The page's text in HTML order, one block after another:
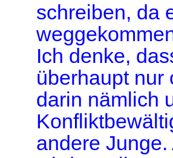
schreiben, da
Ich denke,
überhaupt nur
darin nämlich
andere